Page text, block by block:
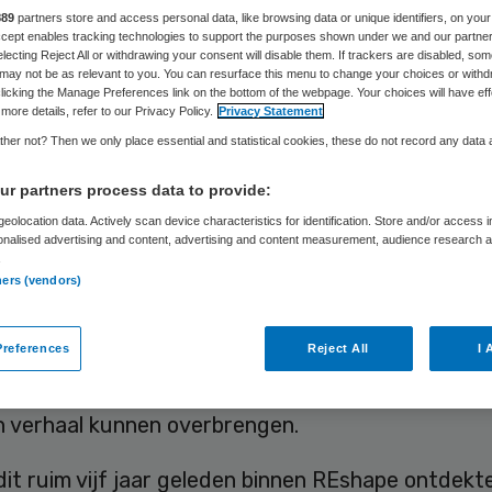
artsen vinden het een effectieve manier van
maar het in de rede vallen van de patiënt is
verstandig.
de studie vanBeckman en Frankel
dat de gemiddeld arts dat doet binnen
en meer
gebeurt.
voorstellen hoe het is om de hele dag lange
maar twaalf seconden!? En dat terwijl
verhaal kunnen overbrengen.
ruim vijf jaar geleden binnen REshape
partners store and access personal data, like browsing data or unique identifiers, on your
enables tracking technologies to support the purposes shown under we and our
Reject All or withdrawing your consent will disable them. If trackers are disabled,
not be as relevant to you. You can resurface this menu to change your choices or
the Manage Preferences link on the bottom of the webpage. Your choices will have
details, refer to our Privacy Policy. Privacy Statement
not? Then we only place essential and statistical cookies, these do not record any data
partners process data to provide:
data. Actively scan device characteristics for identification. Store and/or access
advertising and content, advertising and content measurement, audience research
(vendors)
Reject All I